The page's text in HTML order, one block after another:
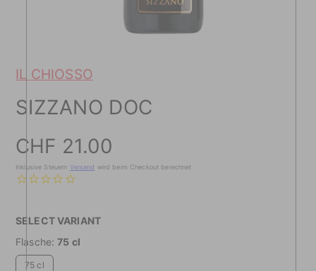
IL CHIOSSO
SIZZANO DOC
Preis
CHF 21.00
Inklusive Steuern Versand wird beim Checkout berechnet
SELECT VARIANT
Flasche: 75 cl
75 cl